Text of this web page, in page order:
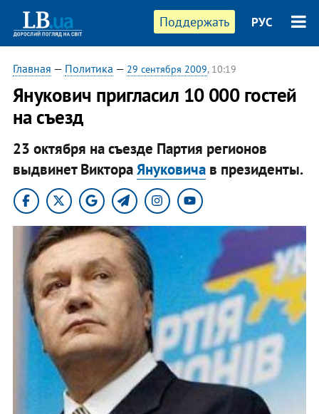
Поддержать РУС
Главная — Политика — 29 сентября 2009, 10:19
Янукович пригласил 10 000 гостей
на съезд
23 октября на съезде Партия регионов
выдвинет ВиктораЯнуковичав президенты.